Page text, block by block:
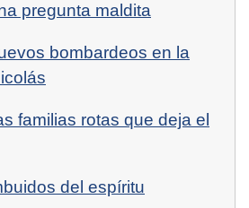
pregunta maldita
bombardeos en la
familias rotas que deja el
del espíritu